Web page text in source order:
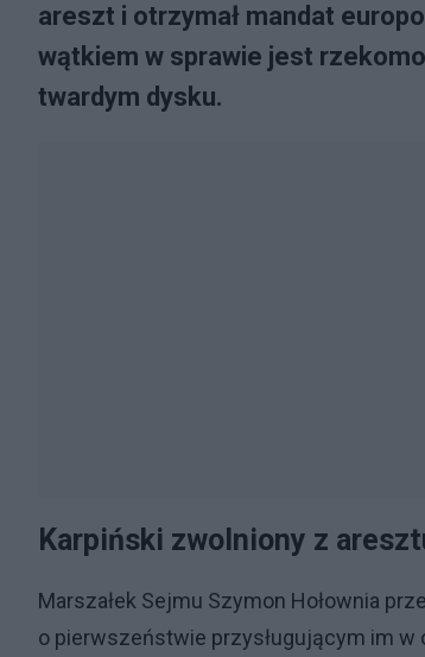
areszt i otrzymał mandat
wątkiem w sprawie jest
twardym dysku.
Karpiński zwolniony z
Marszałek Sejmu Szymon Hołownia
o pierwszeństwie przysługującym im w